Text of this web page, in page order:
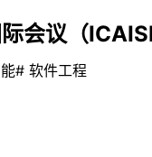
会议（
# 软件工程